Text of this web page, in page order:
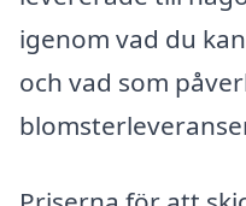
igenom vad du
och vad som